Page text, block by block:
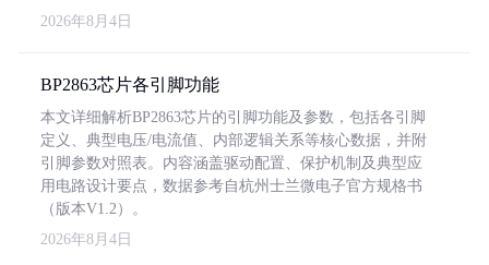
2026年8月4日
BP2863芯片各引脚功能
本文详细解析BP2863芯片的引脚功能及参数，包括各引脚
定义、典型电压/电流值、内部逻辑关系等核心数据，并附
引脚参数对照表。内容涵盖驱动配置、保护机制及典型应
用电路设计要点，数据参考自杭州士兰微电子官方规格书
（版本V1.2）。
2026年8月4日